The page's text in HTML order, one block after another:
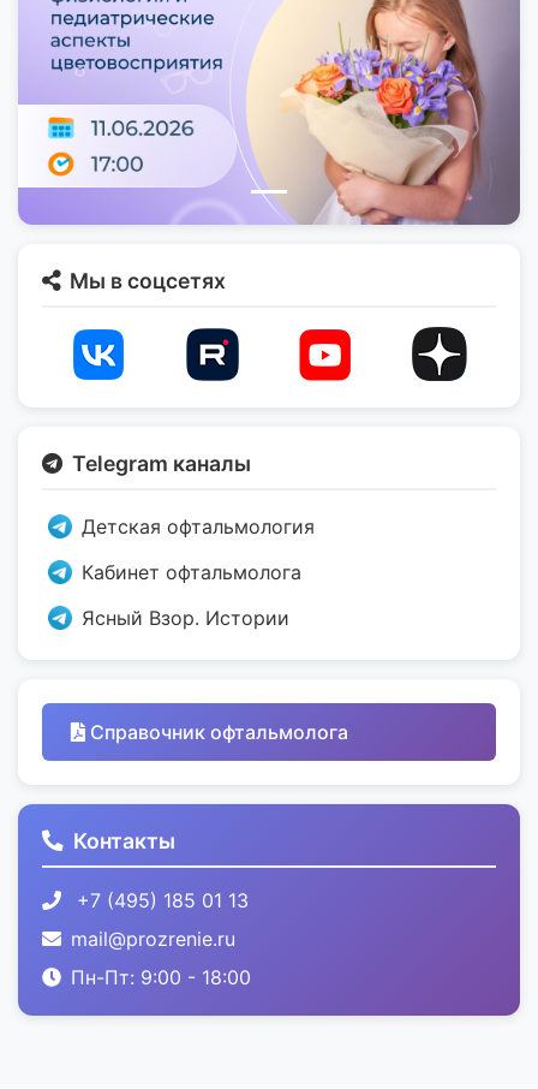
Мы в соцсетях
Telegram каналы
Детская офтальмология
Кабинет офтальмолога
Ясный Взор. Истории
Справочник офтальмолога
Контакты
+7 (495) 185 01 13
mail@prozrenie.ru
Пн-Пт: 9:00 - 18:00